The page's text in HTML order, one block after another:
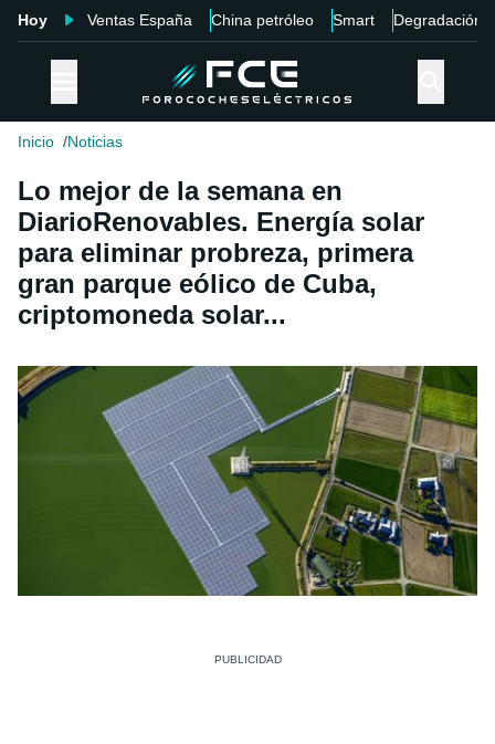
Hoy Ventas España China petróleo Smart Degradación
Inicio Noticias
Lo mejor de la semana en
DiarioRenovables. Energía solar
para eliminar probreza, primera
gran parque eólico de Cuba,
criptomoneda solar...